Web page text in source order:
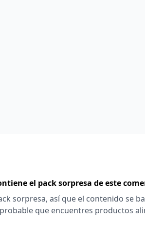
el pack sorpresa de este
sorpresa, así que el contenido se
que encuentres productos